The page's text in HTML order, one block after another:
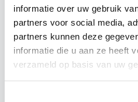
informatie over uw gebruik
partners voor social media,
partners kunnen deze
informatie die u aan ze heeft
verzameld op basis van uw
Чи потрібен мені
обслуговування
Реєстрація в